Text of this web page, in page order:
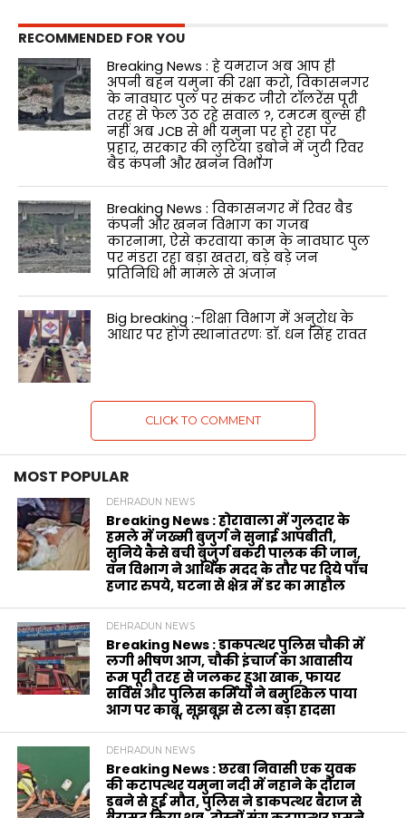
RECOMMENDED FOR YOU
Breaking News : हे यमराज अब आप ही
अपनी बहन यमुना की रक्षा करो, विकासनगर
के नावघाट पुल पर संकट जीरो टॉलरेंस पूरी
तरह से फेल उठ रहे सवाल ?, टमटम बुल्स ही
नहीं अब JCB से भी यमुना पर हो रहा पर
प्रहार, सरकार की लुटिया डुबोने में जुटी रिवर
बैड कंपनी और खनन विभाग
Breaking News : विकासनगर में रिवर बैड
कंपनी और खनन विभाग का गजब
कारनामा, ऐसे करवाया काम के नावघाट पुल
पर मंडरा रहा बड़ा खतरा, बड़े बड़े जन
प्रतिनिधि भी मामले से अंजान
Big breaking :-शिक्षा विभाग में अनुरोध के
आधार पर होंगे स्थानांतरणः डाॅ. धन सिंह रावत
CLICK TO COMMENT
MOST POPULAR
DEHRADUN NEWS
Breaking News : होरावाला में गुलदार के
हमले में जख्मी बुजुर्ग ने सुनाई आपबीती,
सुनिये कैसे बची बुजुर्ग बकरी पालक की जान,
वन विभाग ने आर्थिक मदद के‌ तौर पर दिये पाँच
हजार रुपये, घटना से क्षेत्र में डर का माहौल
DEHRADUN NEWS
Breaking News : डाकपत्थर पुलिस चौकी में
लगी भीषण आग, चौकी इंचार्ज का आवासीय
रूम पूरी तरह से जलकर हुआ खाक, फायर
सर्विस और पुलिस कर्मियों ने बमुश्किल पाया
आग पर काबू, सूझबूझ से टला बड़ा हादसा
DEHRADUN NEWS
Breaking News : छरबा निवासी एक युवक
की कटापत्थर यमुना नदी में नहाने के दौरान
डूबने से हुई मौत, पुलिस ने डाकपत्थर बैराज से